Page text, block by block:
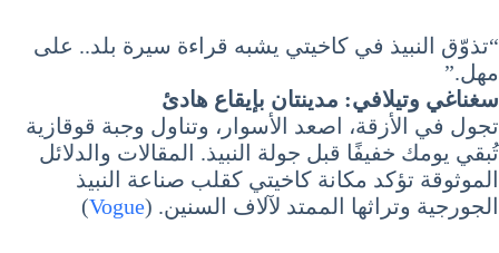
“تذوّق النبيذ في كاخيتي يشبه قراءة سيرة بلد.. على
مهل.”
سغناغي وتيلافي: مدينتان بإيقاع هادئ
تجول في الأزقة، اصعد الأسوار، وتناول وجبة قوقازية
تُبقي يومك خفيفًا قبل جولة النبيذ. المقالات والدلائل
الموثوقة تؤكد مكانة كاخيتي كقلب صناعة النبيذ
الجورجية وتراثها الممتد لآلاف السنين. (Vogue
)